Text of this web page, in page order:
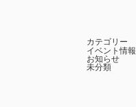
カテゴリー
イベント情報
お知らせ
未分類